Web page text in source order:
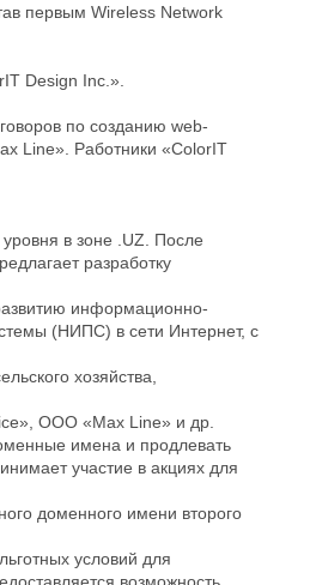
первым Wireless Network
Design Inc.».
по созданию web-
Line». Работники «ColorIT
в зоне .UZ. После
разработку
информационно-
(НИПС) в сети Интернет, с
хозяйства,
OOO «Max Line» и др.
имена и продлевать
участие в акциях для
доменного имени второго
условий для